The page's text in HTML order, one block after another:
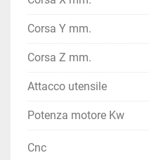
Corsa Y mm.
Corsa Z mm.
Attacco utensile
Potenza motore Kw
Cnc